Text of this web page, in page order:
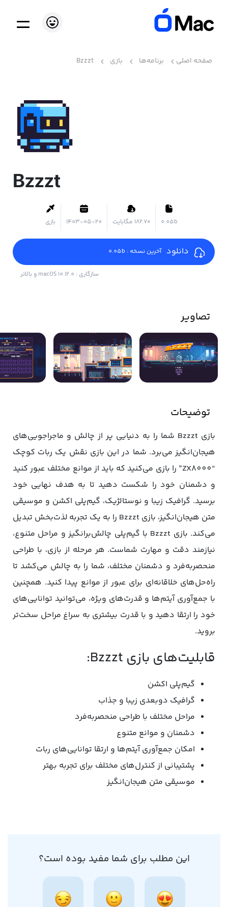
صفحه اصلی برنامه‌ها بازی Bzzzt
Bzzzt
0.05b ۱۸۲.۷۰ مگابایت 1403-05-20 بازی
دانلود آخرین نسخه : 0.05b
سازگاری : macOS 10.12.0 و بالاتر
تصاویر
توضیحات
بازی Bzzzt شما را به دنیایی پر از چالش‌ و ماجراجویی‌های
هیجان‌انگیز می‌برد. شما در این بازی نقش یک ربات کوچک
“ZX8000” را بازی می‌کنید که باید از موانع مختلف عبور کنید
و دشمنان خود را شکست دهید تا به هدف نهایی خود
برسید. گرافیک‌ زیبا و نوستالژیک، گیم‌پلی اکشن و موسیقی
متن هیجان‌انگیز، بازی Bzzzt را به یک تجربه لذت‌بخش‌ تبدیل
می‌کند. بازی Bzzzt با گیم‌پلی چالش‌برانگیز و مراحل متنوع،
نیازمند دقت و مهارت شماست. هر مرحله از بازی، با طراحی
منحصربه‌فرد و دشمنان مختلف، شما را به چالش می‌کشد تا
راه‌حل‌های خلاقانه‌ای برای عبور از موانع پیدا کنید. همچنین
با جمع‌آوری آیتم‌ها و قدرت‌های ویژه، می‌توانید توانایی‌های
خود را ارتقا دهید و با قدرت بیشتری به سراغ مراحل سخت‌تر
بروید.
قابلیت‌های بازی Bzzzt:
گیم‌پلی اکشن
گرافیک‌ دوبعدی زیبا و جذاب
مراحل مختلف با طراحی منحصربه‌فرد
دشمنان و موانع متنوع
امکان جمع‌آوری آیتم‌ها و ارتقا توانایی‌های ربات
پشتیبانی از کنترل‌های مختلف برای تجربه بهتر
موسیقی متن هیجان‌انگیز
این مطلب برای شما مفید بوده است؟